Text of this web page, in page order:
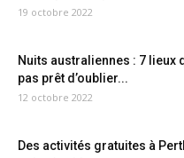
19 octobre 2022
Nuits australiennes : 7 lieux
pas prêt d’oublier...
12 octobre 2022
Des activités gratuites à